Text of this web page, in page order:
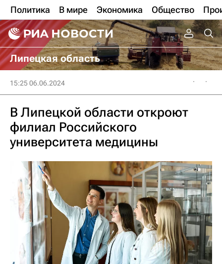
Политика В мире Экономика Общество
Липецкая область
15:25 06.06.2024
В Липецкой области откроют
филиал Российского
университета медицины